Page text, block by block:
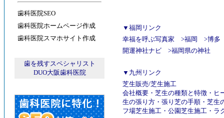
歯科医院SEO
歯科医院ホームページ作成
歯科医院スマホサイト作成
歯を残すスペシャリスト
DUO大阪歯科医院
▼福岡リンク
幸福を呼ぶ写真家 >福岡 >博多
開運神社ナビ >福岡県の神社
▼九州リンク
芝生販売/芝生施工
会社概要 ・ 芝生の種類と特徴 ・ ヒ
生の張り方 ・ 張り芝の手順 ・ 芝生
フ場芝生施工 ・ 公園芝生施工 ・ ラ